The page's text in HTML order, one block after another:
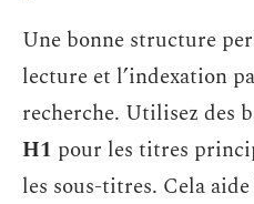
Une bonne structure
lecture et l’indexation
recherche. Utilisez des
H1 pour les titres
les sous-titres. Cela